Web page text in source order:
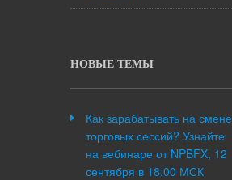
НОВЫЕ ТЕМЫ
Как зарабатывать на смене
торговых сессий? Узнайте
на вебинаре от NPBFX, 12
сентября в 18:00 МСК